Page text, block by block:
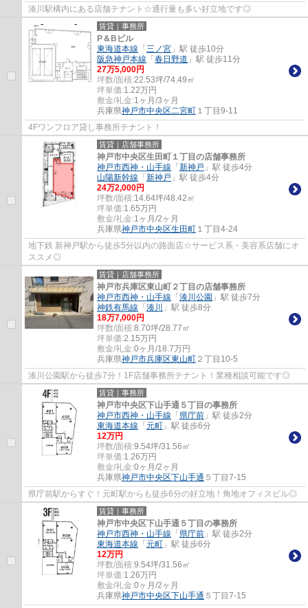
湊川駅構内にある店舗テナント☆通行量も多い好立地です◎
賃貸｜事務所
P＆Bビル
東海道本線 「 三ノ宮 」駅 徒歩10分
阪急神戸本線 「 春日野道 」駅 徒歩11分
27万5,000円
坪数/面積:22.53坪/74.49㎡
坪単価:1.22万円
敷金/礼金:1ヶ月/3ヶ月
兵庫県神戸市中央区二宮町 １丁目9-11
4Fワンフロア貸し事務所テナント！
賃貸｜店舗事務所
神戸市中央区生田町１丁目の店舗事務所
神戸市西神・山手線 「 新神戸 」駅 徒歩4分
山陽新幹線 「 新神戸 」駅 徒歩4分
24万2,000円
坪数/面積:14.64坪/48.42㎡
坪単価:1.65万円
敷金/礼金:1ヶ月/2ヶ月
兵庫県神戸市中央区生田町 １丁目4-24
地下鉄 新神戸駅から徒歩5分以内の路面店☆サービス系・美容系店舗にオ
ススメ◎
賃貸｜店舗事務所
神戸市兵庫区東山町２丁目の店舗事務所
神戸市西神・山手線 「 湊川公園 」駅 徒歩7分
神鉄有馬線 「 湊川
」駅 徒歩8分
18万7,000円
坪数/面積:8.70坪/28.77㎡
坪単価:2.15万円
敷金/礼金:0ヶ月/18.7万円
兵庫県神戸市兵庫区東山町 ２丁目10-5
湊川公園駅から徒歩7分！1F店舗事務所テナント！業種相談可能です◎
賃貸｜事務所
神戸市中央区下山手通５丁目の事務所
神戸市西神・山手線 「 県庁前 」駅 徒歩2分
東海道本線 「 元町 」駅 徒歩6分
12万円
坪数/面積:9.54坪/31.56㎡
坪単価:1.26万円
敷金/礼金:0ヶ月/2ヶ月
兵庫県神戸市中央区下山手通 ５丁目7-15
県庁前駅からすぐ！元町駅からも徒歩6分の好立地！角地オフィスビル◎
賃貸｜事務所
神戸市中央区下山手通５丁目の事務所
神戸市西神・山手線 「 県庁前 」駅 徒歩2分
東海道本線 「 元町 」駅 徒歩6分
12万円
坪数/面積:9.54坪/31.56㎡
坪単価:1.26万円
敷金/礼金:0ヶ月/2ヶ月
兵庫県神戸市中央区下山手通 ５丁目7-15